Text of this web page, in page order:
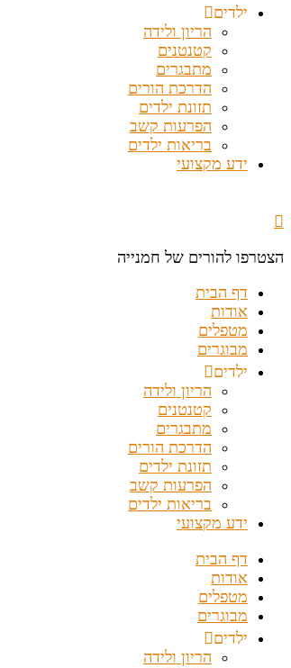
ילדים
הריון ולידה
קטנטנים
מתבגרים
הדרכת הורים
תזונת ילדים
הפרעות קשב
בריאות ילדים
ידע מקצועי
הצטרפו להורים של חמנייה
דף הבית
אודות
מטפלים
מבוגרים
ילדים
הריון ולידה
קטנטנים
מתבגרים
הדרכת הורים
תזונת ילדים
הפרעות קשב
בריאות ילדים
ידע מקצועי
דף הבית
אודות
מטפלים
מבוגרים
ילדים
הריון ולידה